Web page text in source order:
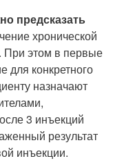
предсказать
хронической
При этом в первые
для конкретного
назначают
3 инъекций
результат
инъекции.